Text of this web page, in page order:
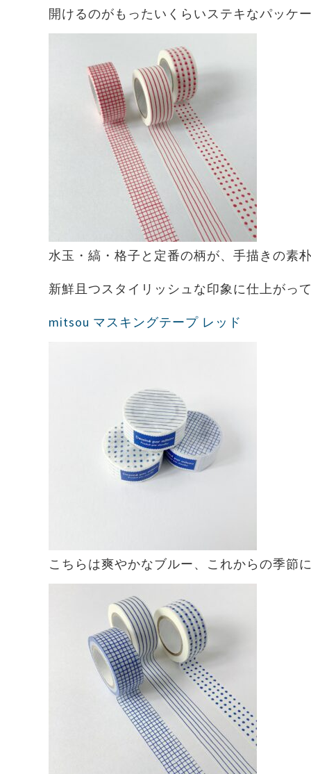
開けるのがもったいくらいステキなパッケ
水玉・縞・格子と定番の柄が、手描きの素
新鮮且つスタイリッシュな印象に仕上がっ
mitsou マスキングテープ レッド
こちらは爽やかなブルー、これからの季節